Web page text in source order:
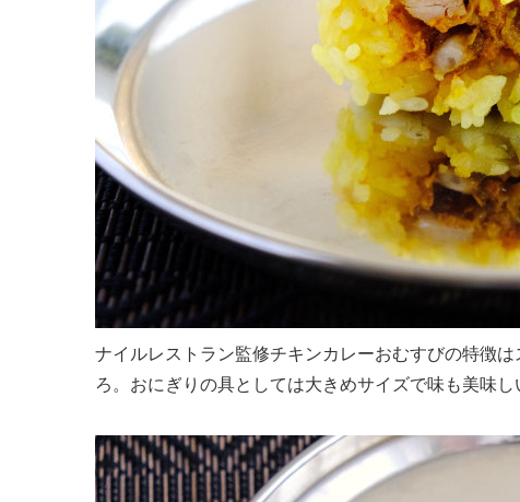
ナイルレストラン監修チキンカレーおむすびの特徴
ろ。おにぎりの具としては大きめサイズで味も美味し